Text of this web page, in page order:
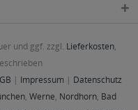
und ggf. zzgl. Lieferkosten,
| Impressum | Datenschutz
, Werne, Nordhorn, Bad